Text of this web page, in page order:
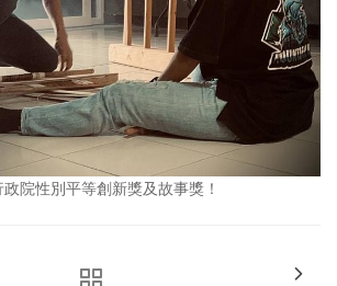
院性別平等創新獎及故事獎！